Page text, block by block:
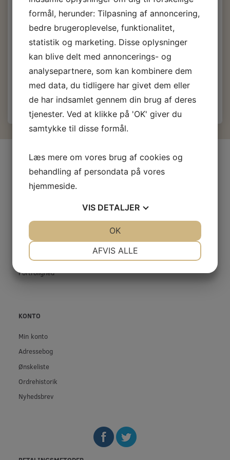
ltr.
360,50 DKKm/Moms
288,40 DKKu/Moms )
INFORMATIONER
Firma profil
Kontakt os
Fortrydelsesret
Privatliv- og cookiepolitik
Fortrolighed
KONTO
Min konto
Adressebog
Ønskeliste
Ordrehistorik
Nyhedsbrev
formål, herunder: Tilpasning af annoncering,
bedre brugeroplevelse, funktionalitet,
statistik og marketing. Disse oplysninger
kan blive delt med annoncerings- og
analysepartnere, som kan kombinere dem
med data, du tidligere har givet dem eller
de har indsamlet gennem din brug af deres
tjenester. Ved at klikke på 'OK' giver du
samtykke til disse formål.
Læs mere om vores brug af cookies og
behandling af persondata på vores
hjemmeside.
VIS DETALJER
AFVIS ALLE
OK